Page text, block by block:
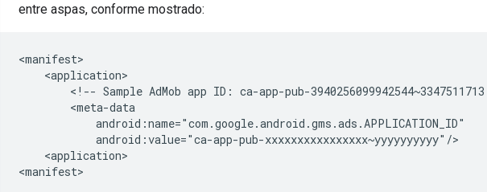
entre aspas, conforme mostrado:
<!-- Sample AdMob app ID: ca-app-pub-3940256099942544~3347511713
<application>